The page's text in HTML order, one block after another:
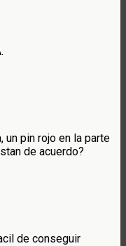
un pin rojo en la parte
de acuerdo?
de conseguir